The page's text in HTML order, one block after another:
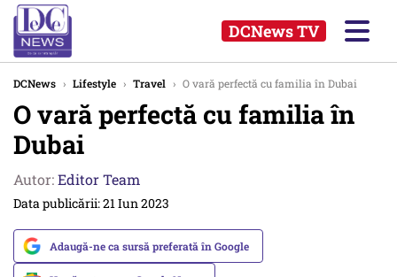
DCNews TV
DCNews › Lifestyle › Travel › O vară perfectă cu familia în Dubai
O vară perfectă cu familia în
Dubai
Autor:Editor Team
Data publicării: 21 Iun 2023
Adaugă-ne ca sursă preferată în Google